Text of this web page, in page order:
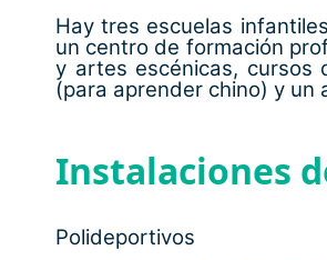
Hay tres escuelas
un centro de formación
y artes escénicas, cursos
(para aprender chino) y un
Instalaciones
Polideportivos